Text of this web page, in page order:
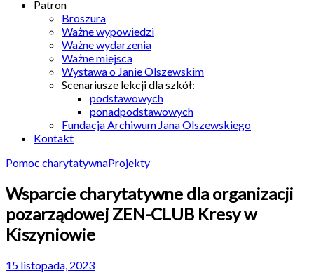
Patron
Broszura
Ważne wypowiedzi
Ważne wydarzenia
Ważne miejsca
Wystawa o Janie Olszewskim
Scenariusze lekcji dla szkół:
podstawowych
ponadpodstawowych
Fundacja Archiwum Jana Olszewskiego
Kontakt
Pomoc charytatywnaProjekty
Wsparcie charytatywne dla organizacji
pozarządowej ZEN-CLUB Kresy w
Kiszyniowie
15 listopada, 2023